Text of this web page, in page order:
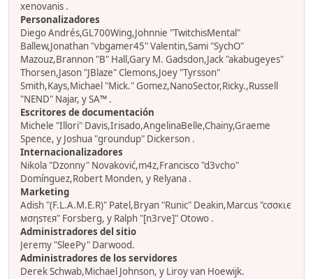
xenovanis .
Personalizadores
Diego Andrés,GL700Wing,Johnnie "TwitchisMental"
Ballew,Jonathan "vbgamer45" Valentin,Sami "SychO"
Mazouz,Brannon "B" Hall,Gary M. Gadsdon,Jack "akabugeyes"
Thorsen,Jason "JBlaze" Clemons,Joey "Tyrsson"
Smith,Kays,Michael "Mick." Gomez,NanoSector,Ricky.,Russell
"NEND" Najar, y SA™ .
Escritores de documentación
Michele "Illori" Davis,Irisado,AngelinaBelle,Chainy,Graeme
Spence, y Joshua "groundup" Dickerson .
Internacionalizadores
Nikola "Dzonny" Novaković,m4z,Francisco "d3vcho"
Domínguez,Robert Monden, y Relyana .
Marketing
Adish "(F.L.A.M.E.R)" Patel,Bryan "Runic" Deakin,Marcus "cσσкιє
мσηѕтєя" Forsberg, y Ralph "[n3rve]" Otowo .
Administradores del sitio
Jeremy "SleePy" Darwood.
Administradores de los servidores
Derek Schwab,Michael Johnson, y Liroy van Hoewijk.